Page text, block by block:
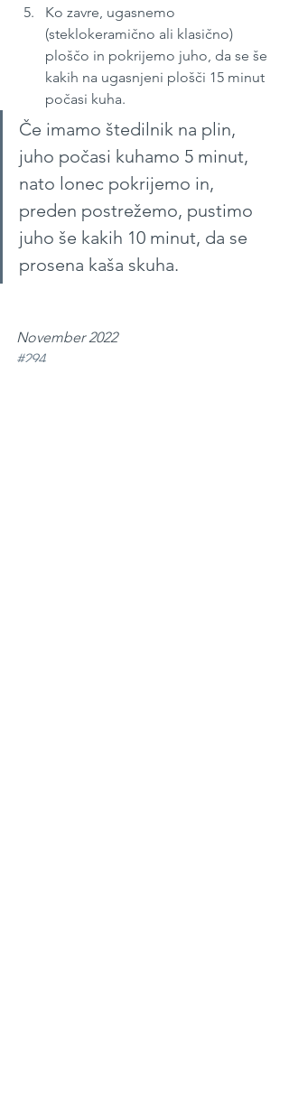
Ko zavre, ugasnemo
(steklokeramično ali klasično)
ploščo in pokrijemo juho, da se še
kakih na ugasnjeni plošči 15 minut
počasi kuha.
Če imamo štedilnik na plin,
juho počasi kuhamo 5 minut,
nato lonec pokrijemo in,
preden postrežemo, pustimo
juho še kakih 10 minut, da se
prosena kaša skuha.
November 2022
#294